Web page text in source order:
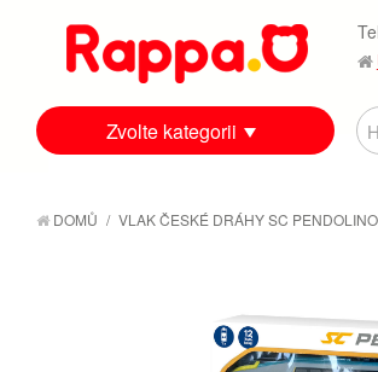
Zvolte kategorii
DOMŮ / VLAK ČESKÉ DRÁHY SC